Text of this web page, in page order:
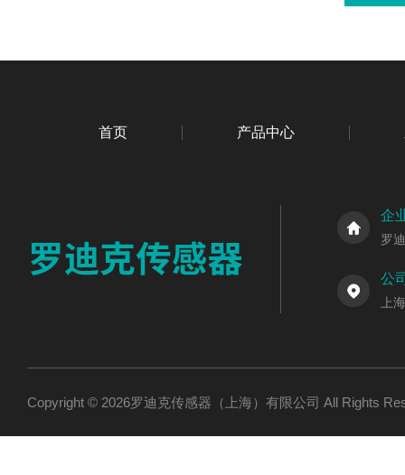
首页 产品中心
企
罗
公
上
Copyright © 2026罗迪克传感器（上海）有限公司 All Rights